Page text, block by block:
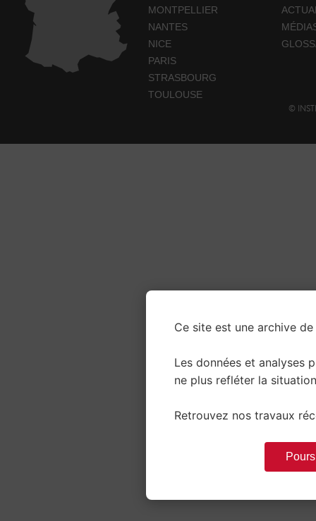
MONTPELLIER
NANTES
NICE
PARIS
STRASBOURG
TOULOUSE
©
Ce site est une archive
Les données et analyses
ne plus refléter la
Retrouvez nos travaux